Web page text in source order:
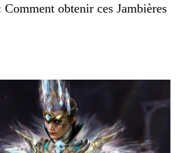
obtenir ces Jambières